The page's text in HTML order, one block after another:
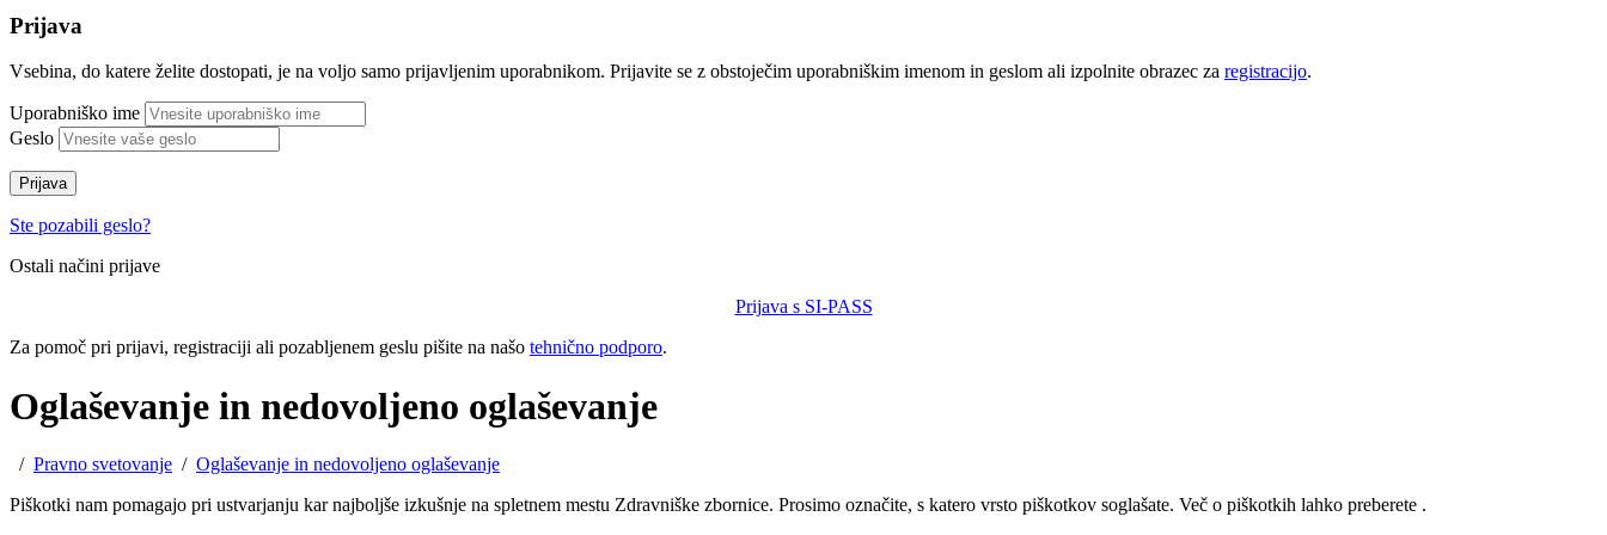
Prijava
Vsebina, do katere želite dostopati, je na voljo samo prijavljenim uporabnikom. Prijavite se z obstoječim uporabniškim imenom in geslom ali izpolnite obrazec za registracijo.
Uporabniško ime
Geslo
Prijava
Ste pozabili geslo?
Ostali načini prijave
Prijava s SI-PASS
Za pomoč pri prijavi, registraciji ali pozabljenem geslu pišite na našo tehnično podporo.
Oglaševanje in nedovoljeno oglaševanje
/ Pravno svetovanje / Oglaševanje in nedovoljeno oglaševanje
Piškotki nam pomagajo pri ustvarjanju kar najboljše izkušnje na spletnem mestu Zdravniške zbornice. Prosimo označite, s katero vrsto piškotkov soglašate. Več o piškotkih lahko preberete .